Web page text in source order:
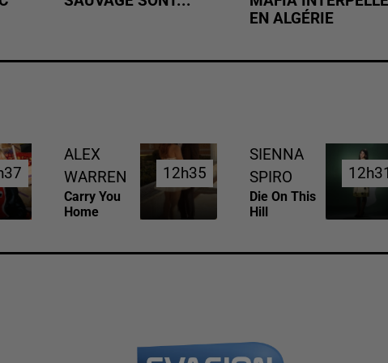
EN ALGÉRIE
ALEX
WARREN
Carry You
Home
12h35
12h35
SIENNA
SPIRO
Die On This
Hill
12h31
12h31